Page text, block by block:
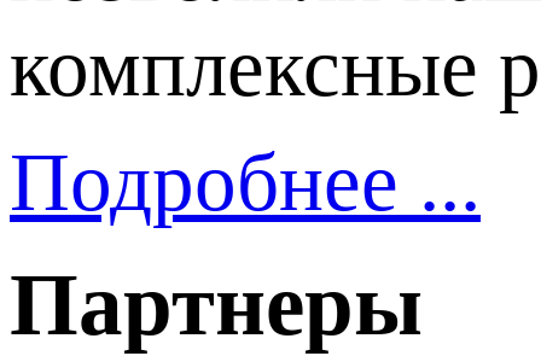
комплексные
Подробнее ...
Партнеры